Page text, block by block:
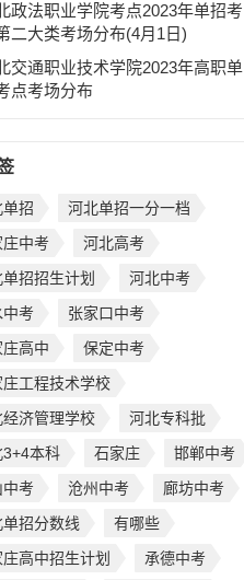
政法职业学院考点2023年单招考
二大类考场分布(4月1日)
交通职业技术学院2023年高职单
点考场分布
招
河北单招一分一档
中考
河北高考
招招生计划
河北中考
考
张家口中考
高中
保定中考
工程技术学校
济管理学校
河北专科批
3+4本科
石家庄
邯郸中考
中考
沧州中考
廊坊中考
招分数线
有哪些
高中招生计划
承德中考